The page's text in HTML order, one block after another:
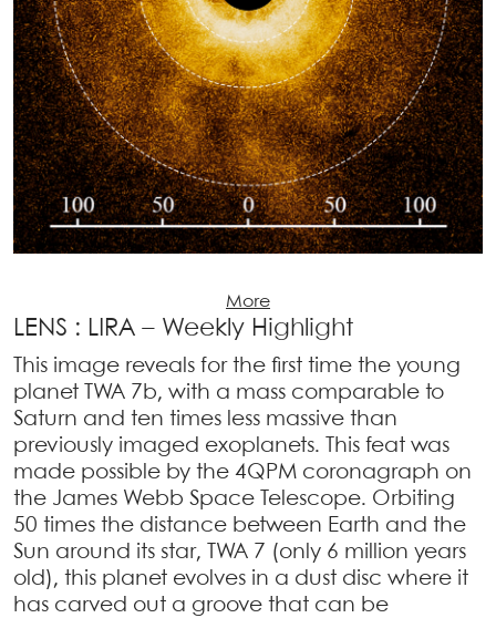
More
LENS : LIRA – Weekly Highlight
This image reveals for the first time the young
planet TWA 7b, with a mass comparable to
Saturn and ten times less massive than
previously imaged exoplanets. This feat was
made possible by the 4QPM coronagraph on
the James Webb Space Telescope. Orbiting
50 times the distance between Earth and the
Sun around its star, TWA 7 (only 6 million years
old), this planet evolves in a dust disc where it
has carved out a groove that can be